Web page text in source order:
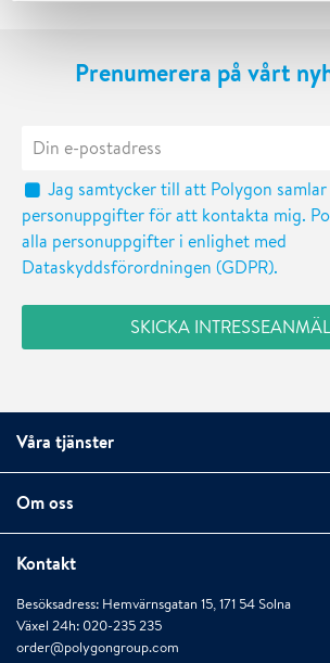
Prenumerera på vårt
Jag samtycker till att Polygon
personuppgifter för att kontakta mig.
alla personuppgifter i enlighet med
Dataskyddsförordningen (GDPR).
Våra tjänster
Om oss
Kontakt
Besöksadress: Hemvärnsgatan 15, 171 54 Solna
Växel 24h: 020-235 235
order@polygongroup.com